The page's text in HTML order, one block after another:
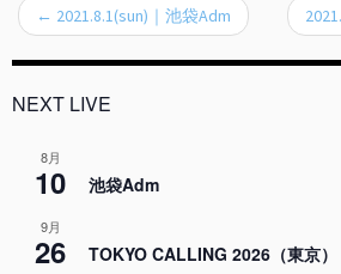
← 2021.8.1(sun)｜池袋Adm
NEXT LIVE
8月
10 池袋Adm
9月
26 TOKYO CALLING 2026（東京）